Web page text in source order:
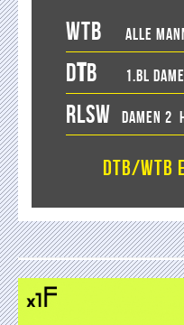
WTB Alle
DTB 1.BL
RLSW Damen 2
DTB/